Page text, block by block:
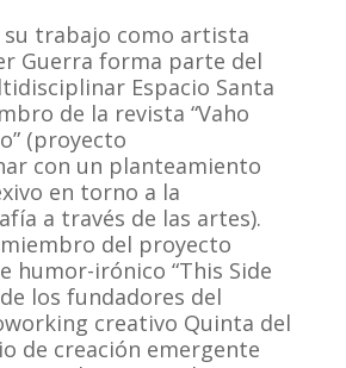
su trabajo como artista
Guerra forma parte del
Espacio Santa
de la revista “Vaho
(proyecto
con un planteamiento
en torno a la
a través de las artes).
del proyecto
humor-irónico “This Side
los fundadores del
creativo Quinta del
de creación emergente